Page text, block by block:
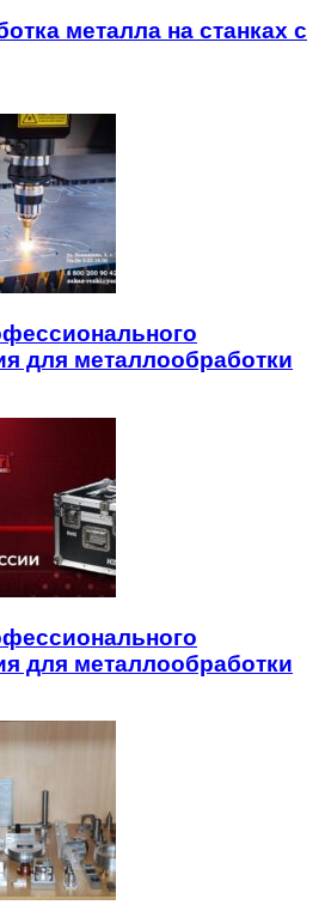
металла на станках с
для металлообработки
для металлообработки